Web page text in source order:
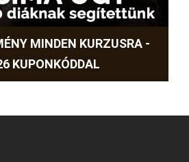
MINDEN KURZUSRA -
KUPONKÓDDAL